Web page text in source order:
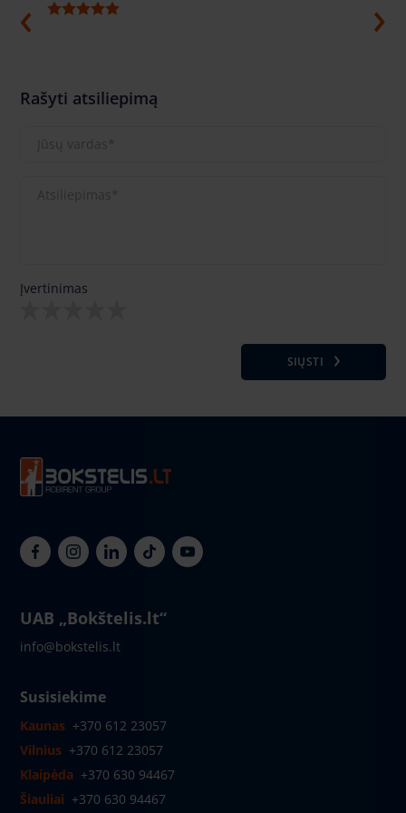
Rašyti atsiliepimą
Įvertinimas
SIŲSTI
UAB „Bokštelis.lt“
info@bokstelis.lt
Susisiekime
Kaunas +370 612 23057
Vilnius +370 612 23057
Klaipėda +370 630 94467
Šiauliai +370 630 94467